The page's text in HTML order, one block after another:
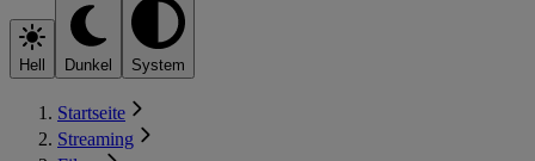
Hell Dunkel System
Startseite
Streaming